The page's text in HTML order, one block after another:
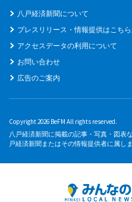
八戸経済新聞について
プレスリリース・情報提供はこちら
アクセスデータの利用について
お問い合わせ
広告のご案内
Copyright 2026 BeFM All rights reserved.
八戸経済新聞に掲載の記事・写真・図表
戸経済新聞またはその情報提供者に属しま